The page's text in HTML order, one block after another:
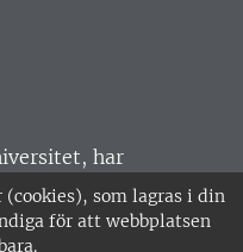
(cookies), som lagras i din
för att webbplatsen
har
Huvudorter är
SLU är
•